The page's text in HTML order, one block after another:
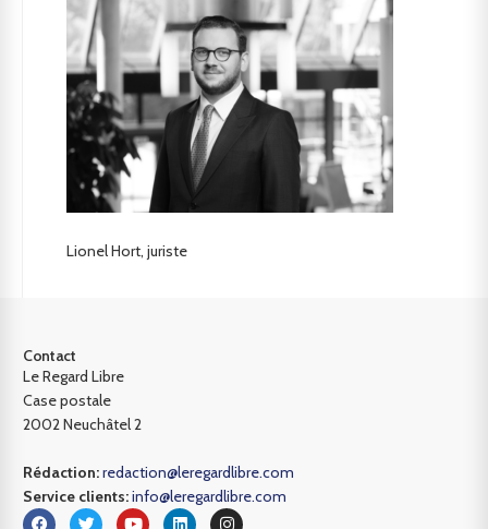
Lionel Hort, juriste
Contact
Le Regard Libre
Case postale
2002 Neuchâtel 2
Rédaction:redaction@leregardlibre.com
Service clients:info@leregardlibre.com